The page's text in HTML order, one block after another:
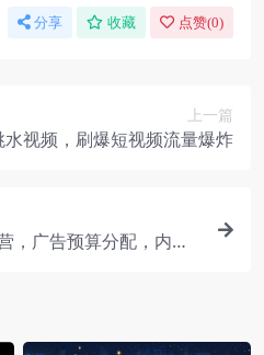
分享 收藏 点赞(0)
上一篇
视频，刷爆短视频流量爆炸
，广告预算分配，内容